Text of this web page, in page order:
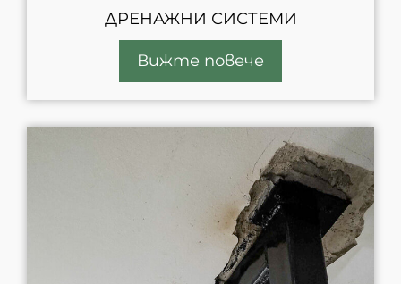
ДРЕНАЖНИ СИСТЕМИ
Вижте повече